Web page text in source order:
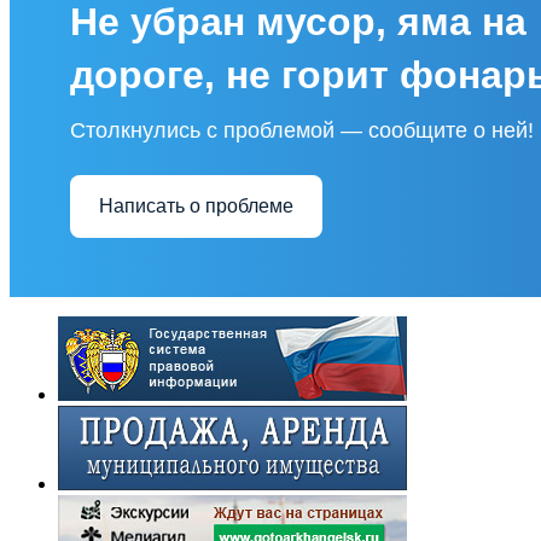
Не убран мусор, яма на
дороге, не горит
Столкнулись с проблемой — сообщите о ней!
Написать о проблеме